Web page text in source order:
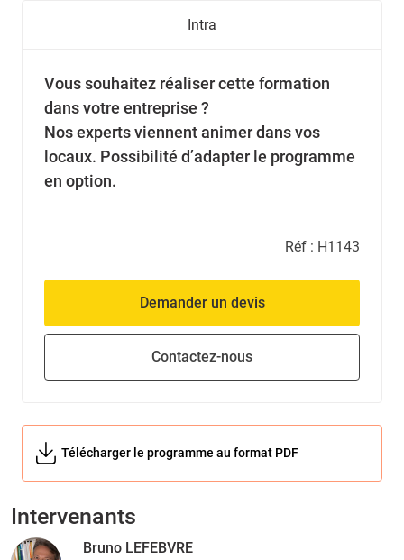
Intra
Vous souhaitez réaliser cette formation
dans votre entreprise ?
Nos experts viennent animer dans vos
locaux. Possibilité d’adapter le programme
en option.
Réf : H1143
Demander un devis
Contactez-nous
Télécharger le programme au format PDF
Intervenants
Bruno LEFEBVRE